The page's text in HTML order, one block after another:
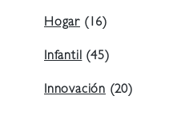
Hogar (16)
Infantil (45)
Innovación (20)